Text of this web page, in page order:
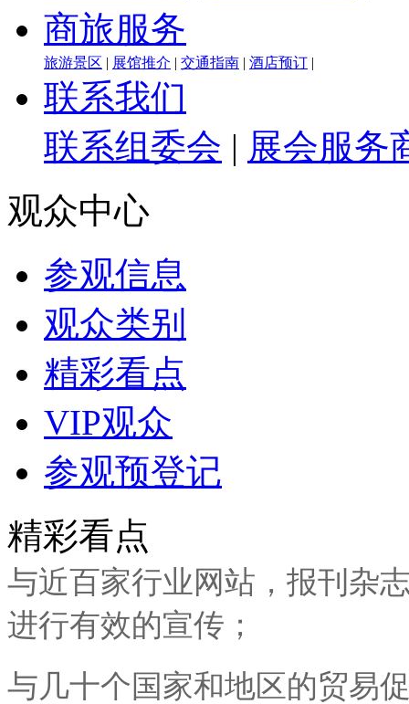
商旅服务
旅游景区 | 展馆推介 | 交通指南 | 酒店预订 |
联系我们
联系组委会 | 展会服务
观众中心
参观信息
观众类别
精彩看点
VIP观众
参观预登记
精彩看点
与近百家行业网站，报刊杂
进行有效的宣传；
与几十个国家和地区的贸易